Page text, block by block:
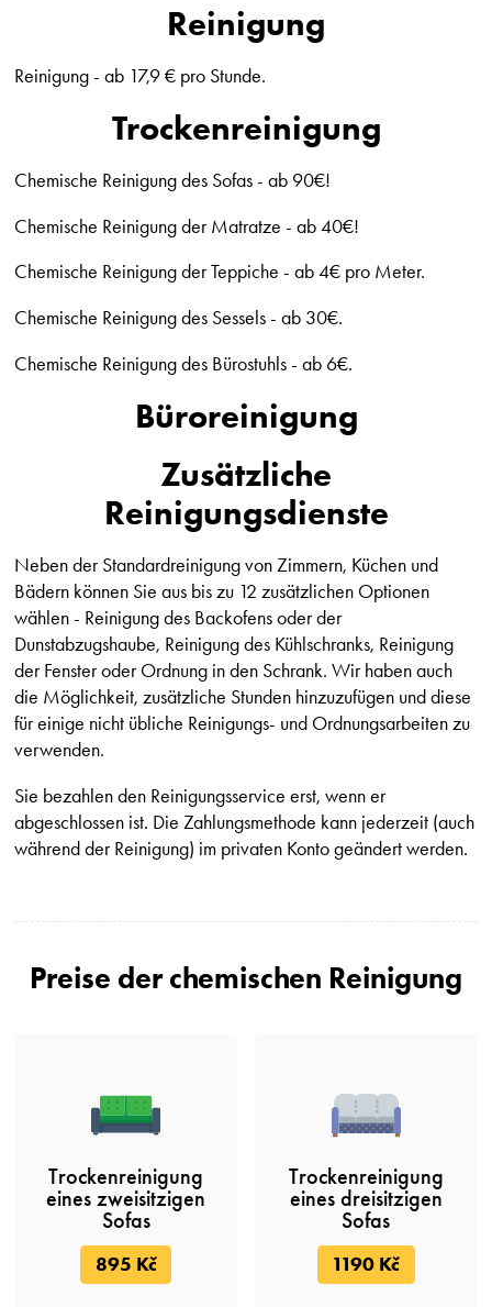
Reinigung
Reinigung - ab 17,9 € pro Stunde.
Trockenreinigung
Chemische Reinigung des Sofas - ab 90€!
Chemische Reinigung der Matratze - ab 40€!
Chemische Reinigung der Teppiche - ab 4€ pro Meter.
Chemische Reinigung des Sessels - ab 30€.
Chemische Reinigung des Bürostuhls - ab 6€.
Büroreinigung
Zusätzliche
Reinigungsdienste
Neben der Standardreinigung von Zimmern, Küchen und
Bädern können Sie aus bis zu 12 zusätzlichen Optionen
wählen - Reinigung des Backofens oder der
Dunstabzugshaube, Reinigung des Kühlschranks, Reinigung
der Fenster oder Ordnung in den Schrank. Wir haben auch
die Möglichkeit, zusätzliche Stunden hinzuzufügen und diese
für einige nicht übliche Reinigungs- und Ordnungsarbeiten zu
verwenden.
Sie bezahlen den Reinigungsservice erst, wenn er
abgeschlossen ist. Die Zahlungsmethode kann jederzeit (auch
während der Reinigung) im privaten Konto geändert werden.
Preise der chemischen Reinigung
Trockenreinigung
eines zweisitzigen
Sofas
895 Kč
Trockenreinigung
eines dreisitzigen
Sofas
1190 Kč